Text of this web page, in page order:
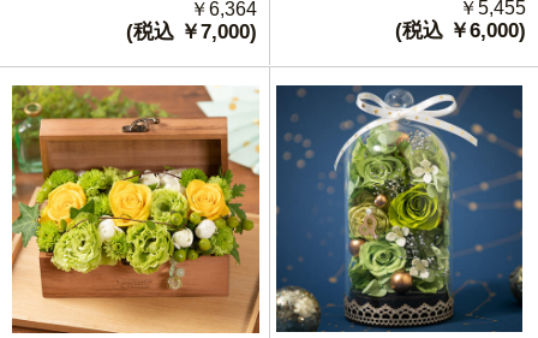
￥6,364
(税込 ￥7,000)
￥5,455
(税込 ￥6,000)